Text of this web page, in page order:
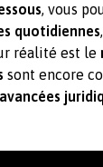
, vous
quotidiennes,
réalité est le
sont encore